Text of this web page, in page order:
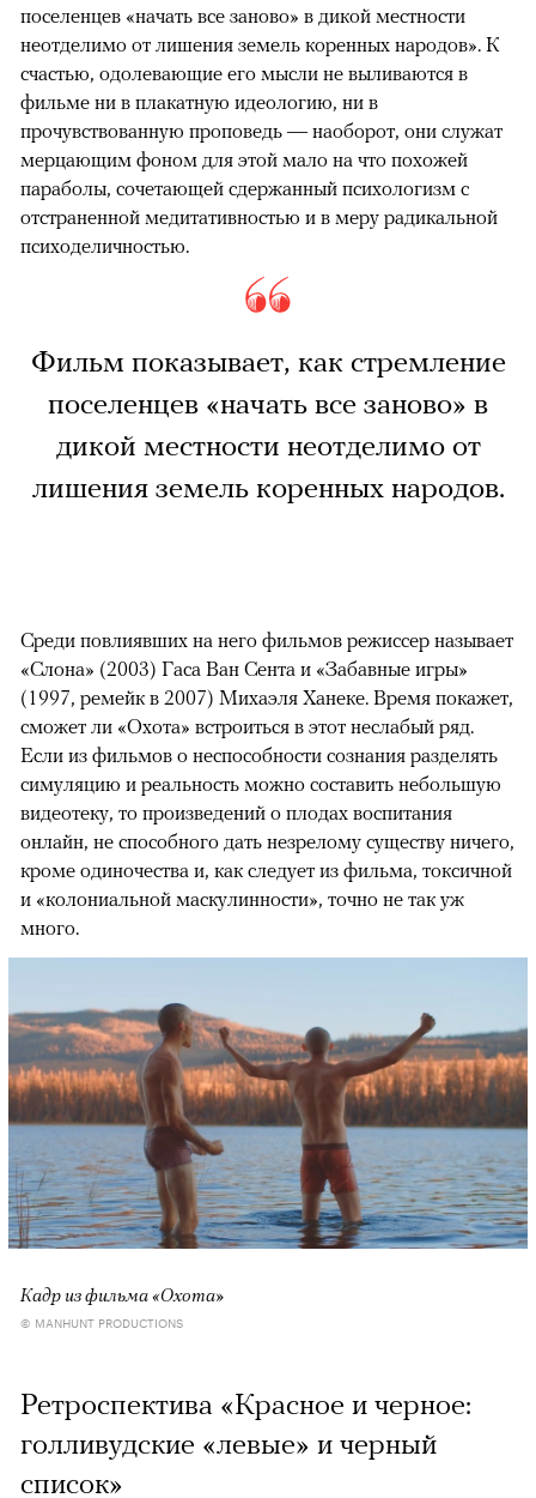
поселенцев «начать все заново» в дикой местности
неотделимо от лишения земель коренных народов». К
счастью, одолевающие его мысли не выливаются в
фильме ни в плакатную идеологию, ни в
прочувствованную проповедь — наоборот, они служат
мерцающим фоном для этой мало на что похожей
параболы, сочетающей сдержанный психологизм с
отстраненной медитативностью и в меру радикальной
психоделичностью.
Фильм показывает, как стремление
поселенцев «начать все заново» в
дикой местности неотделимо от
лишения земель коренных народов.
Среди повлиявших на него фильмов режиссер называет
«Слона» (2003) Гаса Ван Сента и «Забавные игры»
(1997, ремейк в 2007) Михаэля Ханеке. Время покажет,
сможет ли «Охота» встроиться в этот неслабый ряд.
Если из фильмов о неспособности сознания разделять
симуляцию и реальность можно составить небольшую
видеотеку, то произведений о плодах воспитания
онлайн, не способного дать незрелому существу ничего,
кроме одиночества и, как следует из фильма, токсичной
и «колониальной маскулинности», точно не так уж
много.
Кадр из фильма «Охота»
© MANHUNT PRODUCTIONS
Ретроспектива «Красное и черное:
голливудские «левые» и черный
список»